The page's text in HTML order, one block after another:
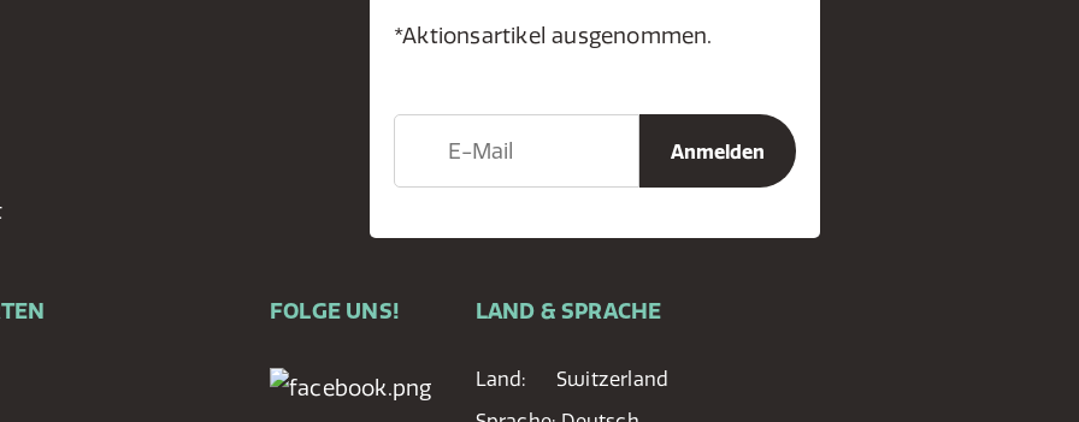
*Aktionsartikel ausgenommen.
FOLGE UNS! LAND & SPRACHE
Land:
Switzerland